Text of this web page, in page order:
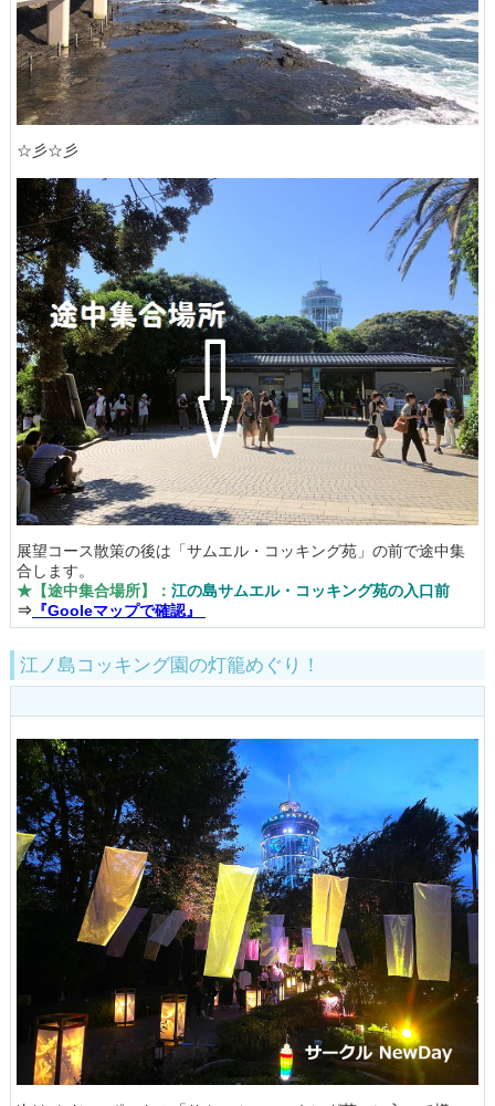
☆彡☆彡
展望コース散策の後は「サムエル・コッキング苑」の前で途中集
合します。
★【途中集合場所】： 江の島サムエル・コッキング苑の入口前
⇒『Gooleマップで確認』
江ノ島コッキング園の灯籠めぐり！